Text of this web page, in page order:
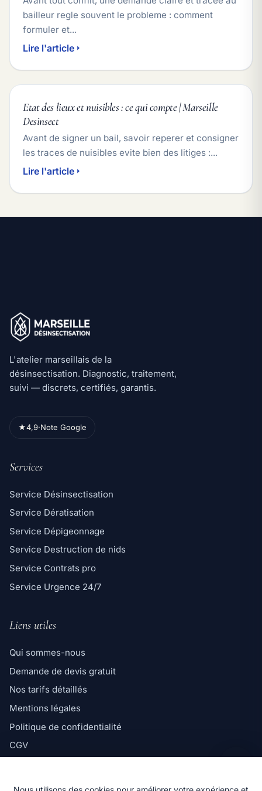
bailleur regle souvent le probleme : comment
formuler et...
Lire l'article
Etat des lieux et nuisibles : ce qui compte | Marseille
Desinsect
Avant de signer un bail, savoir reperer et consigner
les traces de nuisibles evite bien des litiges :...
Lire l'article
L'atelier marseillais de la
désinsectisation. Diagnostic, traitement,
suivi — discrets, certifiés, garantis.
★4,9·Note Google
Services
Service Désinsectisation
Service Dératisation
Service Dépigeonnage
Service Destruction de nids
Service Contrats pro
Service Urgence 24/7
Liens utiles
Qui sommes-nous
Demande de devis gratuit
Nos tarifs détaillés
Mentions légales
Politique de confidentialité
CGV